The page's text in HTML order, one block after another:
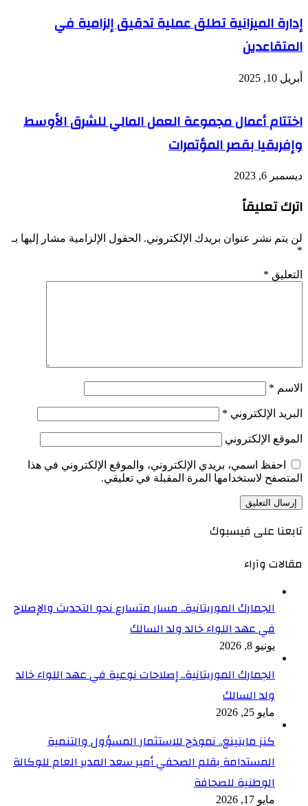
إدارة الميزانية تطلق عملية تدقيق إلزامية في
المتقاعدين
أبريل 10, 2025
اختتام أعمال مجموعة العمل المالي للشرق الأوسط
وإفريقيا بقصر المؤتمرات
ديسمبر 6, 2023
اترك تعليقاً
لن يتم نشر عنوان بريدك الإلكتروني. الحقول الإلزامية مشار إليها بـ
*
التعليق *
الاسم *
البريد الإلكتروني *
الموقع الإلكتروني
احفظ اسمي، بريدي الإلكتروني، والموقع الإلكتروني في هذا
المتصفح لاستخدامها المرة المقبلة في تعليقي.
تابعنا على فيسبوك
مقالات وآراء
الجمارك الموريتانية.. مسار متسارع نحو التحديث والإصلاح
في عهد اللواء خالد ولد السالك
يونيو 8, 2026
الجمارك الموريتانية.. إصلاحات نوعية في عهد اللواء خالد
ولد السالك
مايو 25, 2026
كنز ماينينغ.. نموذج للاستثمار المسؤول والتنمية
المستدامة بقلم الصحفي أمير سعد المدير العام للوكالة
الوطنية للصحافة
مايو 17, 2026